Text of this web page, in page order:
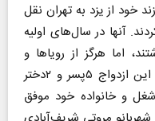
سال۱۳۳۷ با دو فرزند خود از یزد به تهران نقل
آنها در سال‌های اولیه
اما هرگز از رویاها و
امیدهای خود دست نکشیدند. نتیجه این ازدواج ۵پسر و ۲دختر
و خانواده خود موفق